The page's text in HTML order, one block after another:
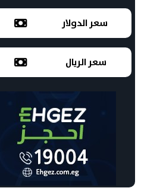
سعر الدولار
سعر الريال